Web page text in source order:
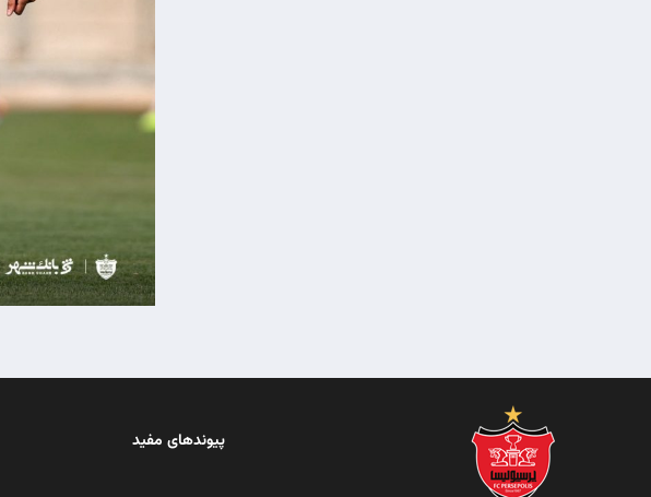
پیوندهای مفید